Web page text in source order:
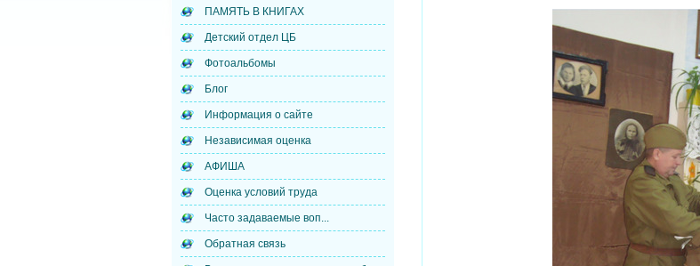
ПАМЯТЬ В КНИГАХ
Детский отдел ЦБ
Фотоальбомы
Блог
Информация о сайте
Независимая оценка
АФИША
Оценка условий труда
Часто задаваемые воп...
Обратная связь